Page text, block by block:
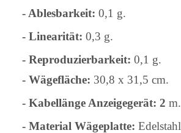
- Ablesbarkeit: 0,1 g.
- Linearität: 0,3 g.
- Reproduzierbarkeit: 0,1 g.
- Wägefläche: 30,8 x 31,5 cm.
- Kabellänge Anzeigegerät: 2 m.
- Material Wägeplatte: Edelstahl